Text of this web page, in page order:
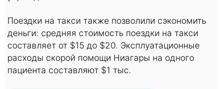
Поездки на такси также позволили сэкономить
деньги: средняя стоимость поездки на такси
составляет от $15 до $20. Эксплуатационные
расходы скорой помощи Ниагары на одного
пациента составляют $1 тыс.